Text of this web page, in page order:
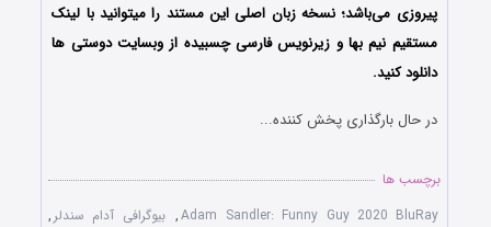
پیروزی می‌باشد؛ نسخه زبان اصلی این مستند را میتوانید با لینک
مستقیم نیم بها و زیرنویس فارسی چسبیده از وبسایت دوستی ها
دانلود کنید.
در حال بارگذاری پخش کننده...
برچسب ها
Adam Sandler: Funny Guy 2020 BluRay
, بیوگرافی آدام سندلر ,